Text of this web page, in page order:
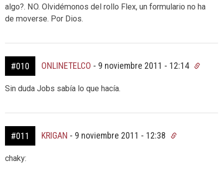
algo?. NO. Olvidémonos del rollo Flex, un formulario no ha
de moverse. Por Dios.
#010 ONLINETELCO - 9 noviembre 2011 - 12:14
Sin duda Jobs sabía lo que hacía.
#011 KRIGAN - 9 noviembre 2011 - 12:38
chaky: